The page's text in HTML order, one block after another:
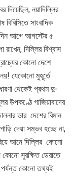
দিয়েছিল, নয়াদিল্লির
সাংবাদিক
আগে আগস্টের ৫
রাখেন, দিল্লির বিশ্বাস
কোনো দেশে
যেকোনো মুহূর্তে
থেকেই প্রথম দু-
উপকণ্ঠে গাজিয়াবাদের
ভার দেশের বিমান
দেয়া সম্ভব হচ্ছে না,
আনে দিল্লির কোনো
সুরক্ষিত ডেরাতে
পর্যন্ত কোনো তথ্যই